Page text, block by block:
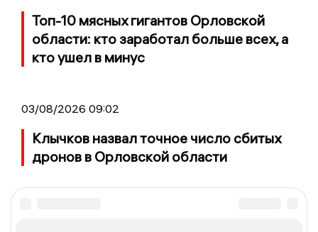
Топ-10 мясных гигантов Орловской
области: кто заработал больше всех, а
кто ушел в минус
03/08/2026 09:02
Клычков назвал точное число сбитых
дронов в Орловской области